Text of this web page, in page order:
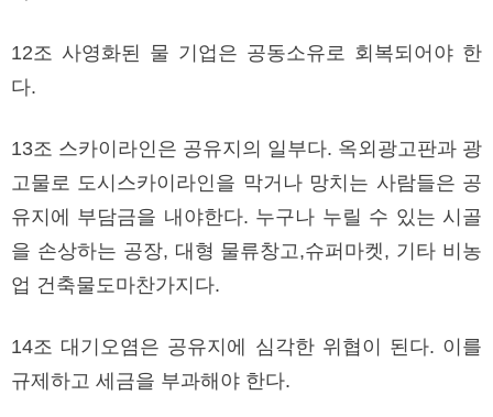
12조 사영화된 물 기업은 공동소유로 회복되어야 한
다.
13조 스카이라인은 공유지의 일부다. 옥외광고판과 광
고물로 도시스카이라인을 막거나 망치는 사람들은 공
유지에 부담금을 내야한다. 누구나 누릴 수 있는 시골
을 손상하는 공장, 대형 물류창고,슈퍼마켓, 기타 비농
업 건축물도마찬가지다.
14조 대기오염은 공유지에 심각한 위협이 된다. 이를
규제하고 세금을 부과해야 한다.